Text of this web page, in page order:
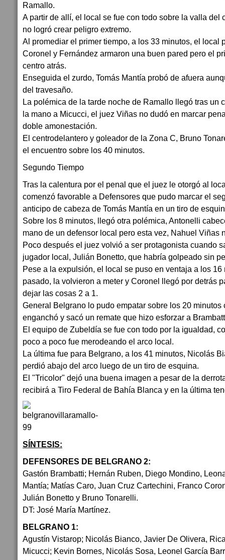
Ramallo.
A partir de allí, el local se fue con todo sobre la valla del
no logró crear peligro extremo.
Al promediar el primer tiempo, a los 33 minutos, el local
Coronel y Fernández armaron una buen pared pero el
centro atrás.
Enseguida el zurdo, Tomás Mantía probó de afuera
del travesaño.
La polémica de la tarde noche de Ramallo llegó tras un
la mano a Micucci, el juez Viñas no dudó en marcar
doble amonestación.
El centrodelantero y goleador de la Zona C, Bruno
el encuentro sobre los 40 minutos.
Segundo Tiempo
Tras la calentura por el penal que el juez le otorgó al
comenzó favorable a Defensores que pudo marcar el
anticipo de cabeza de Tomás Mantía en un tiro de
Sobre los 8 minutos, llegó otra polémica, Antonelli
mano de un defensor local pero esta vez, Nahuel Viñas
Poco después el juez volvió a ser protagonista cuando
jugador local, Julián Bonetto, que habría golpeado sin
Pese a la expulsión, el local se puso en ventaja a los
pasado, la volvieron a meter y Coronel llegó por detrás
dejar las cosas 2 a 1.
General Belgrano lo pudo empatar sobre los 20
enganchó y sacó un remate que hizo esforzar a
El equipo de Zubeldía se fue con todo por la igualdad,
poco a poco fue merodeando el arco local.
La última fue para Belgrano, a los 41 minutos, Nicolás
perdió abajo del arco luego de un tiro de esquina.
El "Tricolor" dejó una buena imagen a pesar de la
recibirá a Tiro Federal de Bahía Blanca y en la última
SÍNTESIS:
DEFENSORES DE BELGRANO 2:
Gastón Brambatti; Hernán Ruben, Diego Mondino,
Mantía; Matías Caro, Juan Cruz Cartechini, Franco
Julián Bonetto y Bruno Tonarelli.
DT: José María Martínez.
BELGRANO 1:
Agustín Vistarop; Nicolás Bianco, Javier De Olivera,
Micucci; Kevin Bornes, Nicolás Sosa, Leonel García